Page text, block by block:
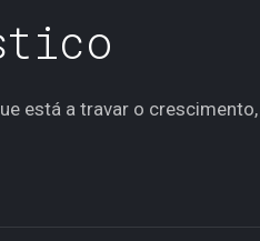
está a travar o